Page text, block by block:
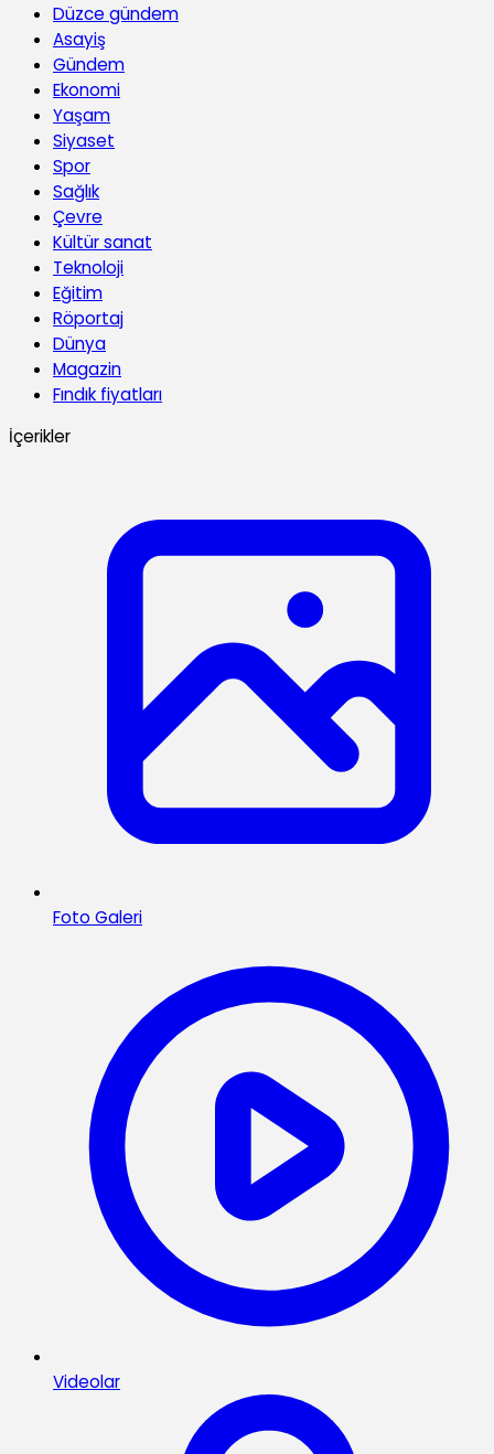
Düzce gündem
Asayiş
Gündem
Ekonomi
Yaşam
Siyaset
Spor
Sağlık
Çevre
Kültür sanat
Teknoloji
Eğitim
Röportaj
Dünya
Magazin
Fındık fiyatları
İçerikler
Foto Galeri
Videolar